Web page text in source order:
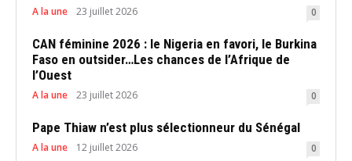
A la une 23 juillet 2026 0
CAN féminine 2026 : le Nigeria en favori, le Burkina
Faso en outsider…Les chances de l’Afrique de
l’Ouest
A la une 23 juillet 2026 0
Pape Thiaw n’est plus sélectionneur du Sénégal
A la une 12 juillet 2026 0